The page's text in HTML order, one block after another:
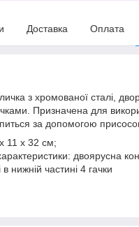
Доставка Оплата
з хромованої сталі,
Призначена для
за допомогою
11 х 32 см;
двоярусна
в нижній частині 4 гачки